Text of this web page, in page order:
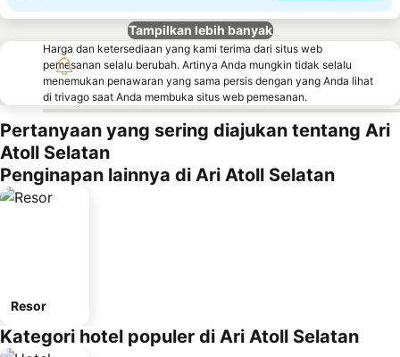
Tampilkan lebih banyak
Harga dan ketersediaan yang kami terima dari situs web
pemesanan selalu berubah. Artinya Anda mungkin tidak selalu
menemukan penawaran yang sama persis dengan yang Anda lihat
di trivago saat Anda membuka situs web pemesanan.
Pertanyaan yang sering diajukan tentang Ari
Atoll Selatan
Penginapan lainnya di Ari Atoll Selatan
Resor
Kategori hotel populer di Ari Atoll Selatan